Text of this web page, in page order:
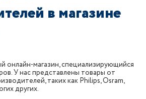
в магазине
онлайн-магазин, специализирующийся
У нас представлены товары от
таких как Philips, Osram,
других.